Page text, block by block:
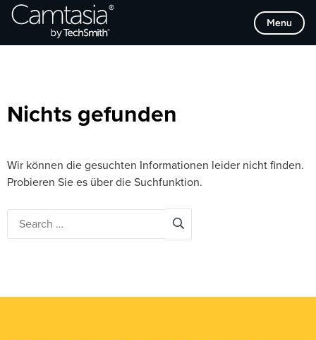
Direkt
zum
Menu
Browse Categories
Nichts gefunden
Wir können die gesuchten Informationen leider nicht finden.
Probieren Sie es über die Suchfunktion.